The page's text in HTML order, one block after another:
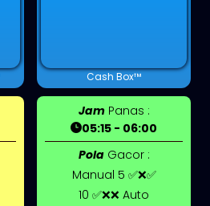
Cash Box™
JamPanas :
05:15 - 06:00
PolaGacor :
Manual 5 ✅❌✅
10 ✅❌❌ Auto